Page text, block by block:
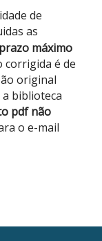
de
as
prazo máximo
corrigida é de
original
biblioteca
pdf não
o e-mail